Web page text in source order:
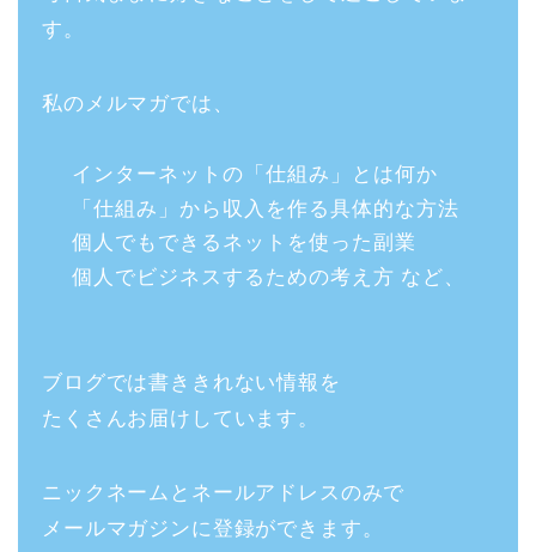
す。
私のメルマガでは、
インターネットの「仕組み」とは何か
「仕組み」から収入を作る具体的な方法
個人でもできるネットを使った副業
個人でビジネスするための考え方 など、
ブログでは書ききれない情報を
たくさんお届けしています。
ニックネームとネールアドレスのみで
メールマガジンに登録ができます。